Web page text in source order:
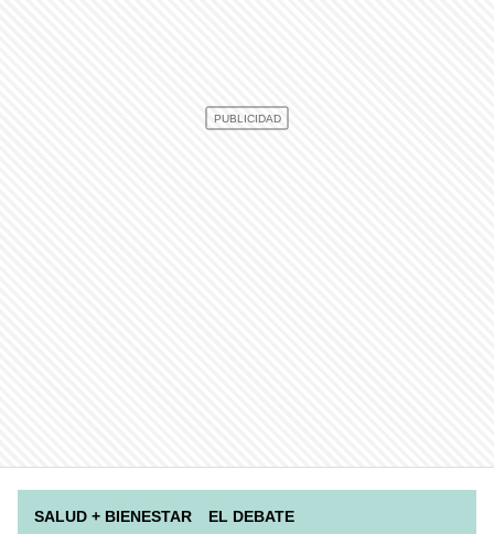
SALUD + BIENESTAR EL DEBATE